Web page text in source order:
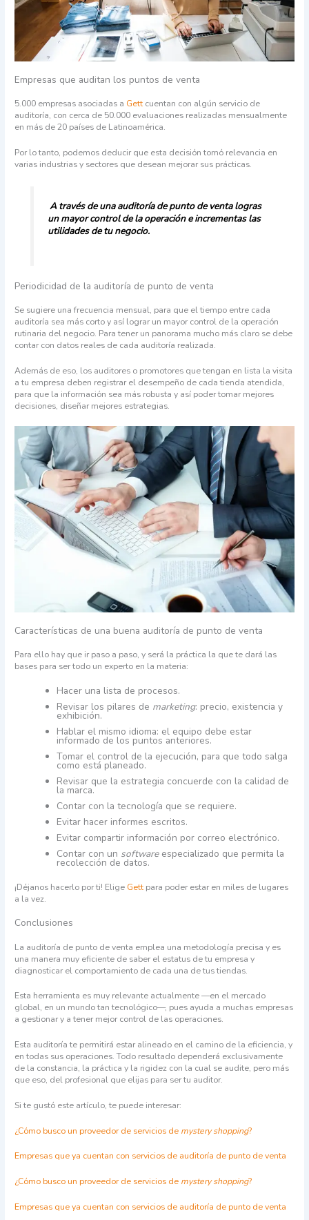
Empresas que auditan los puntos de venta
5.000 empresas asociadas a Gett cuentan con algún servicio de
auditoría, con cerca de 50.000 evaluaciones realizadas mensualmente
en más de 20 países de Latinoamérica.
Por lo tanto, podemos deducir que esta decisión tomó relevancia en
varias industrias y sectores que desean mejorar sus prácticas.
A través de una auditoría de punto de venta logras
un mayor control de la operación e incrementas las
utilidades de tu negocio.
Periodicidad de la auditoría de punto de venta
Se sugiere una frecuencia mensual, para que el tiempo entre cada
auditoría sea más corto y así lograr un mayor control de la operación
rutinaria del negocio. Para tener un panorama mucho más claro se debe
contar con datos reales de cada auditoría realizada.
Además de eso, los auditores o promotores que tengan en lista la visita
a tu empresa deben registrar el desempeño de cada tienda atendida,
para que la información sea más robusta y así poder tomar mejores
decisiones, diseñar mejores estrategias.
Características de una buena auditoría de punto de venta
Para ello hay que ir paso a paso, y será la práctica la que te dará las
bases para ser todo un experto en la materia:
Hacer una lista de procesos.
Revisar los pilares de marketing: precio, existencia y
exhibición.
Hablar el mismo idioma: el equipo debe estar
informado de los puntos anteriores.
Tomar el control de la ejecución, para que todo salga
como está planeado.
Revisar que la estrategia concuerde con la calidad de
la marca.
Contar con la tecnología que se requiere.
Evitar hacer informes escritos.
Evitar compartir información por correo electrónico.
Contar con un software especializado que permita la
recolección de datos.
¡Déjanos hacerlo por ti! Elige Gett para poder estar en miles de lugares
a la vez.
Conclusiones
La auditoría de punto de venta emplea una metodología precisa y es
una manera muy eficiente de saber el estatus de tu empresa y
diagnosticar el comportamiento de cada una de tus tiendas.
Esta herramienta es muy relevante actualmente—en el mercado
global, en un mundo tan tecnológico—, pues ayuda a muchas empresas
a gestionar y a tener mejor control de las operaciones.
Esta auditoría te permitirá estar alineado en el camino de la eficiencia, y
en todas sus operaciones. Todo resultado dependerá exclusivamente
de la constancia, la práctica y la rigidez con la cual se audite, pero más
que eso, del profesional que elijas para ser tu auditor.
Si te gustó este artículo, te puede interesar:
¿Cómo busco un proveedor de servicios de mystery shopping?
Empresas que ya cuentan con servicios de auditoría de punto de venta
¿Cómo busco un proveedor de servicios de mystery shopping?
Empresas que ya cuentan con servicios de auditoría de punto de venta